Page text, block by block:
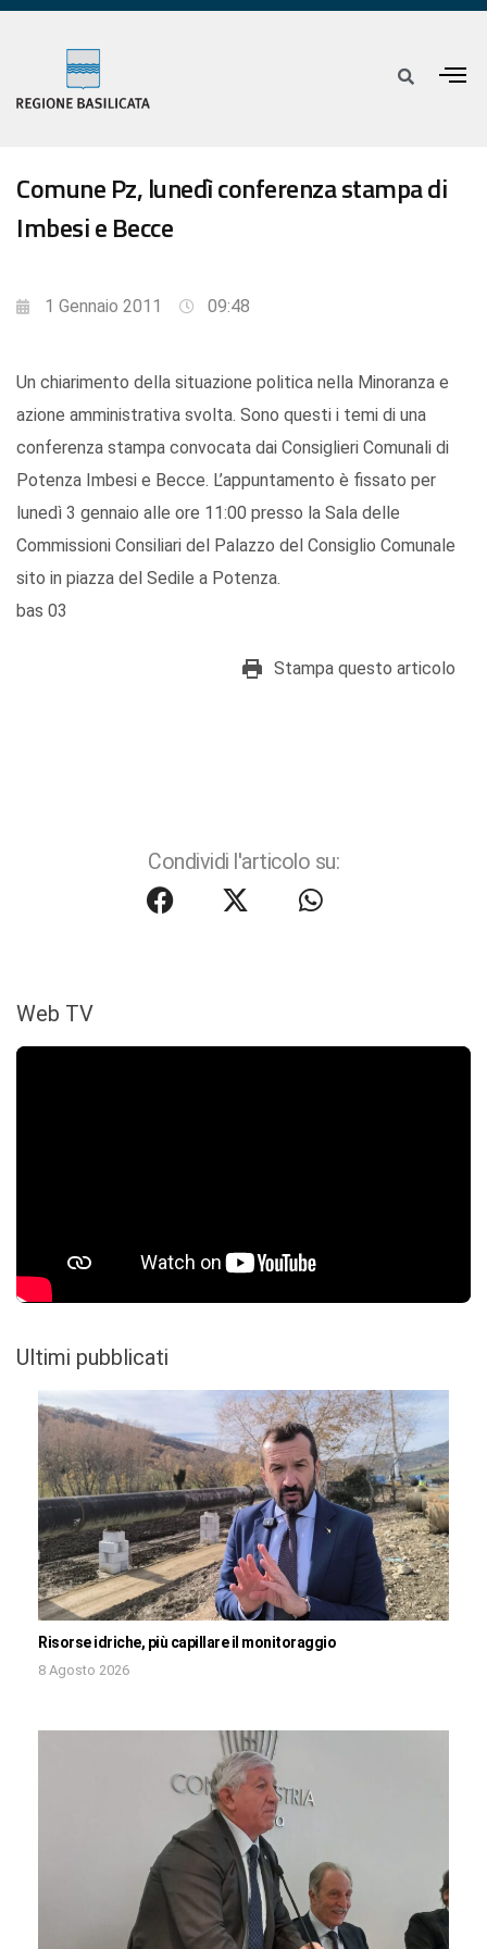
Comune Pz, lunedì conferenza stampa di
Imbesi e Becce
1 Gennaio 2011 09:48
Un chiarimento della situazione politica nella Minoranza e
azione amministrativa svolta. Sono questi i temi di una
conferenza stampa convocata dai Consiglieri Comunali di
Potenza Imbesi e Becce. L’appuntamento è fissato per
lunedì 3 gennaio alle ore 11:00 presso la Sala delle
Commissioni Consiliari del Palazzo del Consiglio Comunale
sito in piazza del Sedile a Potenza.
bas 03
Stampa questo articolo
Condividi l'articolo su:
Web TV
Ultimi pubblicati
Risorse idriche, più capillare il monitoraggio
8 Agosto 2026